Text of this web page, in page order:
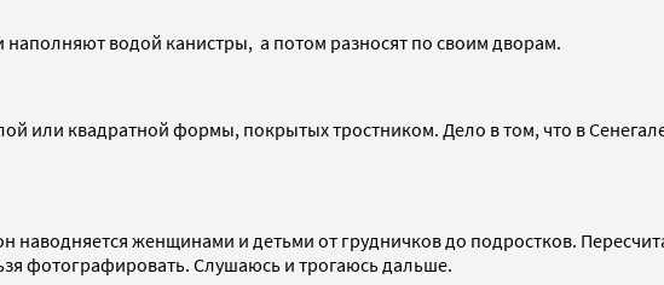
водой канистры, а потом разносят по своим дворам.
или квадратной формы, покрытых тростником. Дело в том, что в
женщинами и детьми от грудничков до подростков.
фотографировать. Слушаюсь и трогаюсь дальше.